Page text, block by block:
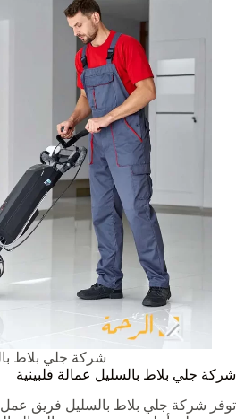
شركة جلي بلاط
شركة جلي بلاط بالسليل عمالة فلبينية
توفر شركة جلي بلاط بالسليل فريق عمل